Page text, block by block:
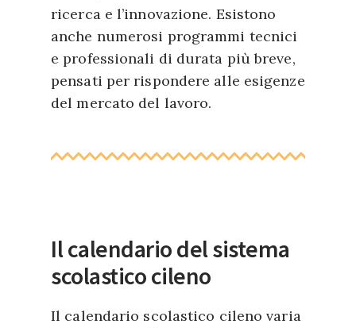
ricerca e l’innovazione. Esistono
anche numerosi programmi tecnici
e professionali di durata più breve,
pensati per rispondere alle esigenze
del mercato del lavoro.
Il calendario del sistema
scolastico cileno
Il calendario scolastico cileno varia